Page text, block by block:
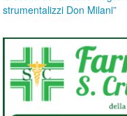
strumentalizzi Don Milani”